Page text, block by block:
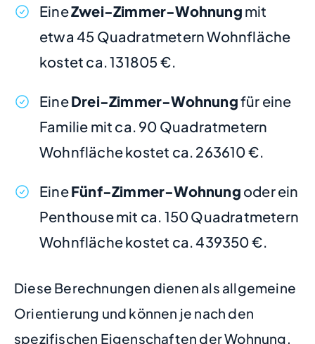
EineZwei-Zimmer-Wohnung mit
etwa 45 Quadratmetern Wohnfläche
kostet ca. 131805 €.
EineDrei-Zimmer-Wohnungfür eine
Familie mit ca. 90 Quadratmetern
Wohnfläche kostet ca. 263610 €.
EineFünf-Zimmer-Wohnung oder ein
Penthouse mit ca. 150 Quadratmetern
Wohnfläche kostet ca. 439350 €.
Diese Berechnungen dienen als allgemeine
Orientierung und können je nach den
spezifischen Eigenschaften der Wohnung,